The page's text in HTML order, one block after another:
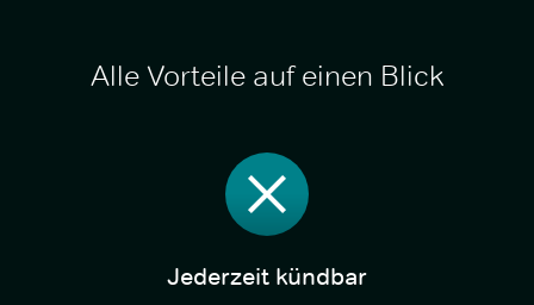
Alle Vorteile auf einen Blick
Jederzeit kündbar